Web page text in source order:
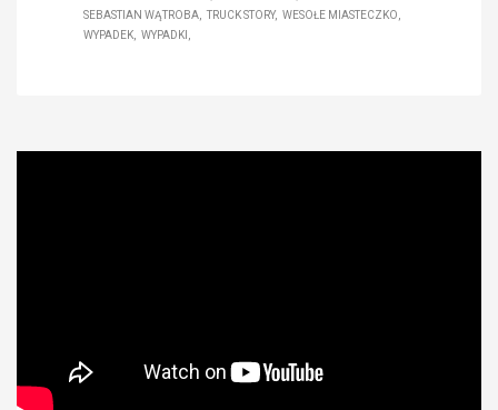
SEBASTIAN WĄTROBA
TRUCK STORY
WESOŁE MIASTECZKO
WYPADEK
WYPADKI